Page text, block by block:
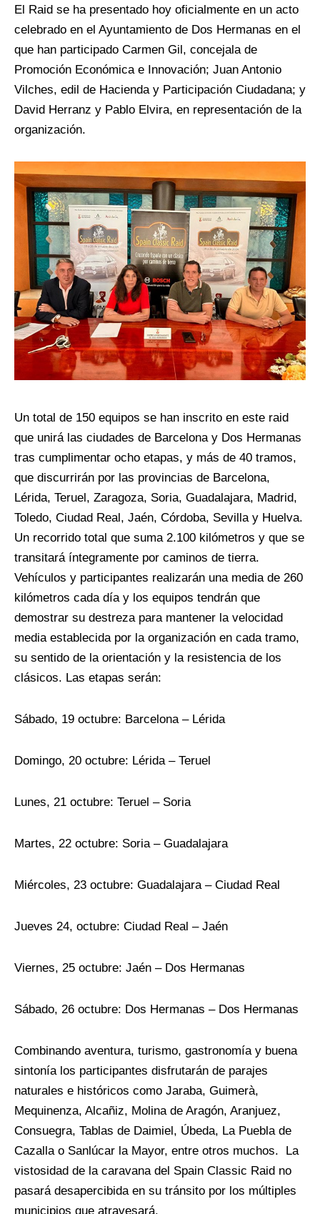
El Raid se ha presentado hoy oficialmente en un acto
celebrado en el Ayuntamiento de Dos Hermanas en el
que han participado Carmen Gil, concejala de
Promoción Económica e Innovación; Juan Antonio
Vilches, edil de Hacienda y Participación Ciudadana; y
David Herranz y Pablo Elvira, en representación de la
organización.
Un total de 150 equipos se han inscrito en este raid
que unirá las ciudades de Barcelona y Dos Hermanas
tras cumplimentar ocho etapas, y más de 40 tramos,
que discurrirán por las provincias de Barcelona,
Lérida, Teruel, Zaragoza, Soria, Guadalajara, Madrid,
Toledo, Ciudad Real, Jaén, Córdoba, Sevilla y Huelva.
Un recorrido total que suma 2.100 kilómetros y que se
transitará íntegramente por caminos de tierra.
Vehículos y participantes realizarán una media de 260
kilómetros cada día y los equipos tendrán que
demostrar su destreza para mantener la velocidad
media establecida por la organización en cada tramo,
su sentido de la orientación y la resistencia de los
clásicos. Las etapas serán:
Sábado, 19 octubre: Barcelona – Lérida
Domingo, 20 octubre: Lérida – Teruel
Lunes, 21 octubre: Teruel – Soria
Martes, 22 octubre: Soria – Guadalajara
Miércoles, 23 octubre: Guadalajara – Ciudad Real
Jueves 24, octubre: Ciudad Real – Jaén
Viernes, 25 octubre: Jaén – Dos Hermanas
Sábado, 26 octubre: Dos Hermanas – Dos Hermanas
Combinando aventura, turismo, gastronomía y buena
sintonía los participantes disfrutarán de parajes
naturales e históricos como Jaraba, Guimerà,
Mequinenza, Alcañiz, Molina de Aragón, Aranjuez,
Consuegra, Tablas de Daimiel, Úbeda, La Puebla de
Cazalla o Sanlúcar la Mayor, entre otros muchos.
La
vistosidad de la caravana del Spain Classic Raid no
pasará desapercibida en su tránsito por los múltiples
municipios que atravesará.